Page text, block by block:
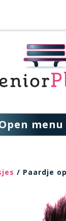
menu
/ Paardje